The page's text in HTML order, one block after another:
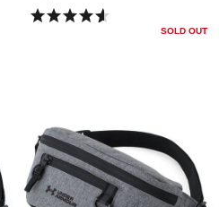
SOLD OUT